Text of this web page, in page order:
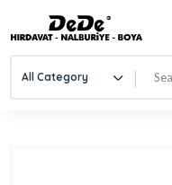
All Category